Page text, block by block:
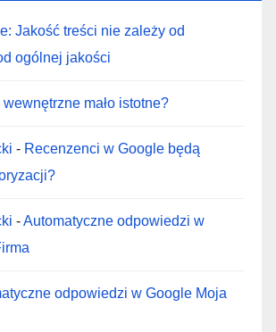
Jakość treści nie zależy od
ogólnej jakości
wewnętrzne mało istotne?
- Recenzenci w Google będą
-Automatyczne odpowiedzi w
odpowiedzi w Google Moja